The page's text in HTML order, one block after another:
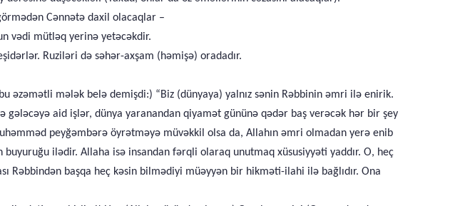
Cənnətə daxil olacaqlar –
vədi mütləq yerinə yetəcəkdir.
Ruziləri də səhər-axşam (həmişə) oradadır.
əzəmətli mələk belə demişdi:) “Biz (dünyaya) yalnız sənin Rəbbinin əmri ilə enirik.
gələcəyə aid işlər, dünya yaranandan qiyamət gününə qədər baş verəcək hər bir şey
peyğəmbərə öyrətməyə müvəkkil olsa da, Allahın əmri olmadan yerə enib
ilədir. Allaha isə insandan fərqli olaraq unutmaq xüsusiyyəti yaddır. O, heç
Rəbbindən başqa heç kəsin bilmədiyi müəyyən bir hikməti-ilahi ilə bağlıdır. Ona